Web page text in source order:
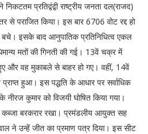
प्रतिद्वंद्वी राष्ट्रीय जनता दल(राजद)
पराजित किया। इस बार 6706 वोट रद्द हो
इसके बाद आनुपातिक प्रतिनिधित्व एकल
मतों की गिनती की गई। 13वें चक्र में
और वह मुकाबले से बाहर हो गए। वहीं, 14वें
हुआ। इस पद्धति के आधार पर सर्वाधिक
कुमार को विजयी घोषित किया गया।
बरकरार रखा। प्रमंडलीय आयुक्त सह
ने उन्हें जीत का प्रमाण पत्र दिया। इस सीट